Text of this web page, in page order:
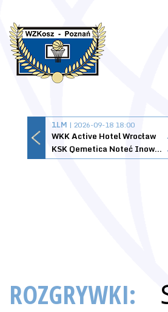
1LM | 2026-09-18 18:00
WKK Active Hotel Wrocław
KSK Qemetica Noteć Inowrocław
ROZGRYWKI: